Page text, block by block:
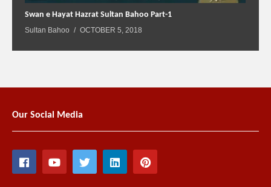
Swan e Hayat Hazrat Sultan Bahoo Part-1
Sultan Bahoo OCTOBER 5, 2018
Our Social Media